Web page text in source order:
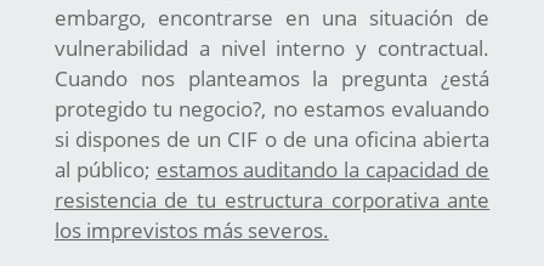
embargo, encontrarse en una situación de
vulnerabilidad a nivel interno y contractual.
Cuando nos planteamos la pregunta ¿está
protegido tu negocio?, no estamos evaluando
si dispones de un CIF o de una oficina abierta
al público; estamos auditando la capacidad de
resistencia de tu estructura corporativa ante
los imprevistos más severos.